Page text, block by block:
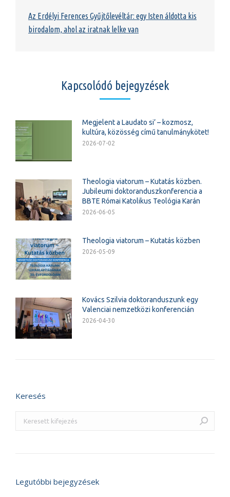
Az Erdélyi Ferences Gyűjtőlevéltár: egy Isten áldotta kis
birodalom, ahol az iratnak lelke van
Kapcsolódó bejegyzések
Megjelent a Laudato si’ – kozmosz,
kultúra, közösség című tanulmánykötet!
2026-07-02
Theologia viatorum – Kutatás közben.
Jubileumi doktoranduszkonferencia a
BBTE Római Katolikus Teológia Karán
2026-06-05
Theologia viatorum – Kutatás közben
2026-05-09
Kovács Szilvia doktoranduszunk egy
Valenciai nemzetközi konferencián
2026-04-30
Keresés
Legutóbbi bejegyzések